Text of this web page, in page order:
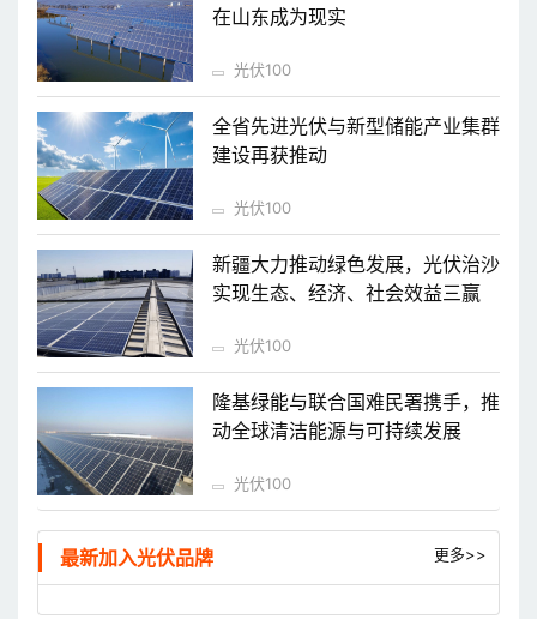
在山东成为现实
光伏100
全省先进光伏与新型储能产业集群
建设再获推动
光伏100
新疆大力推动绿色发展，光伏治沙
实现生态、经济、社会效益三赢
光伏100
隆基绿能与联合国难民署携手，推
动全球清洁能源与可持续发展
光伏100
最新加入光伏品牌 更多>>